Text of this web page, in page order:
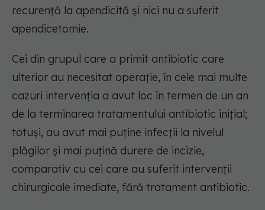
recurență la apendicită și nici nu a suferit
apendicetomie.
Cei din grupul care a primit antibiotic care
ulterior au necesitat operație, în cele mai multe
cazuri intervenția a avut loc în termen de un an
de la terminarea tratamentului antibiotic inițial;
totuși, au avut mai puține infecții la nivelul
plăgilor și mai puțină durere de incizie,
comparativ cu cei care au suferit intervenții
chirurgicale imediate, fără tratament antibiotic.